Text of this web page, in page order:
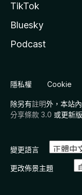
TikTok
Bluesky
Podcast
隱私權 Cookie
除另有註明外，本站
分享條款 3.0 或更新
變更語言
更改佈景主題